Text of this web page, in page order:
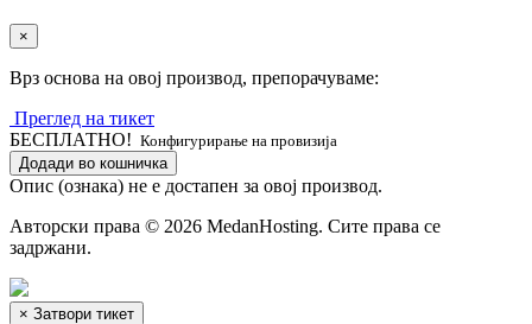
×
Врз основа на овој производ, препорачуваме:
Преглед на тикет
БЕСПЛАТНО! Конфигурирање на провизија
Додади во кошничка
Опис (ознака) не е достапен за овој производ.
Авторски права © 2026 MedanHosting. Сите права се
задржани.
× Затвори тикет